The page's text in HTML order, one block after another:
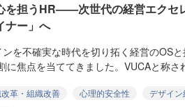
を担うHR——次世代の経営エクセ
ナー」へ
を不確実な時代を切り拓く経営のOS
に焦点を当ててきました。VUCAと称さ
革・組織改善 心理的安全性
デザイン